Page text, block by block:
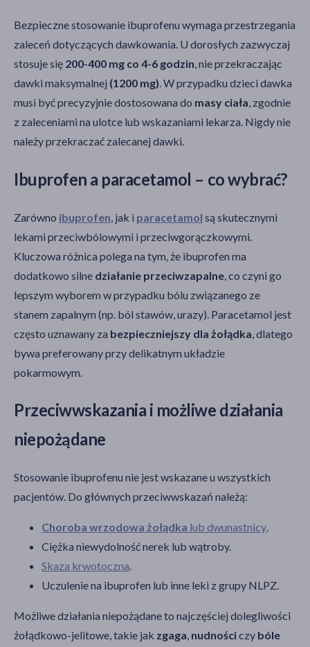
Bezpieczne stosowanie ibuprofenu wymaga przestrzegania
zaleceń dotyczących dawkowania. U dorosłych zazwyczaj
stosuje się 200-400 mg co 4-6 godzin , nie przekraczając
dawki maksymalnej (1200 mg) . W przypadku dzieci dawka
musi być precyzyjnie dostosowana do masy ciała , zgodnie
z zaleceniami na ulotce lub wskazaniami lekarza. Nigdy nie
należy przekraczać zalecanej dawki.
Ibuprofen a paracetamol – co wybrać?
Zarówno ibuprofen , jak i paracetamol są skutecznymi
lekami przeciwbólowymi i przeciwgorączkowymi.
Kluczowa różnica polega na tym, że ibuprofen ma
dodatkowo silne działanie przeciwzapalne , co czyni go
lepszym wyborem w przypadku bólu związanego ze
stanem zapalnym (np. ból stawów, urazy). Paracetamol jest
często uznawany za bezpieczniejszy dla żołądka , dlatego
bywa preferowany przy delikatnym układzie
pokarmowym.
Przeciwwskazania i możliwe działania
niepożądane
Stosowanie ibuprofenu nie jest wskazane u wszystkich
pacjentów. Do głównych przeciwwskazań należą:
Choroba wrzodowa żołądka lub dwunastnicy.
Ciężka niewydolność nerek lub wątroby.
Skaza krwotoczna.
Uczulenie na ibuprofen lub inne leki z grupy NLPZ.
Możliwe działania niepożądane to najczęściej dolegliwości
żołądkowo-jelitowe, takie jak zgaga, nudnościczy bóle